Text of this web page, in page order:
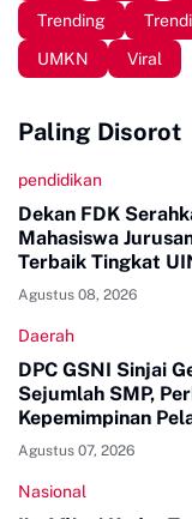
Trending
UMKN
Viral
Paling Disorot
pendidikan
Dekan FDK
Mahasiswa
Terbaik Tingkat
Agustus 08, 2026
Daerah
DPC GSNI Sinjai
Sejumlah SMP,
Kepemimpinan
Agustus 07, 2026
Nasional